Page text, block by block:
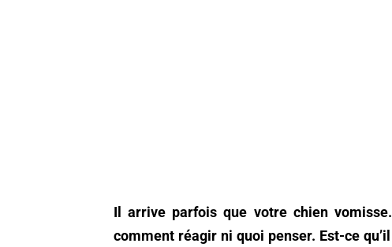
Il arrive parfois que votre chien
comment réagir ni quoi penser. Est-ce